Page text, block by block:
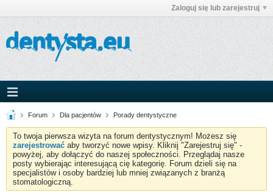
Zaloguj się lub zarejestruj
Forum Dla pacjentów Porady dentystyczne
To twoja pierwsza wizyta na forum dentystycznym! Możesz się
zarejestrować aby tworzyć nowe wpisy. Kliknij "Zarejestruj się" -
powyżej, aby dołączyć do naszej społeczności. Przeglądaj nasze
posty wybierając interesującą cię kategorię. Forum dzieli się na
specjalistów i osoby bardziej lub mniej związanych z branżą
stomatologiczną.